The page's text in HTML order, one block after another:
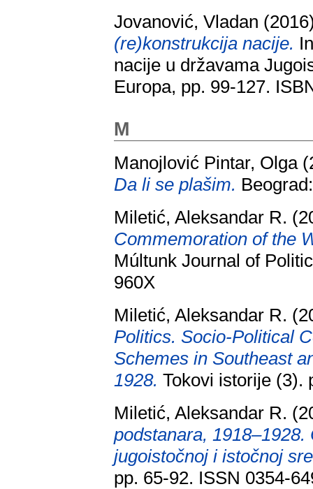
Jovanović, Vladan
(re)konstrukcija nacije.
nacije u državama
Europa, pp. 99-127.
M
Manojlović Pintar, Olga
Da li se plašim.
Miletić, Aleksandar R.
Commemoration of the
Múltunk Journal of
960X
Miletić, Aleksandar R.
Politics. Socio-Political
Schemes in Southeast
1928. Tokovi istorije (3).
Miletić, Aleksandar R.
podstanara,
jugoistočnoj i istočnoj
pp. 65-92. ISSN 0354-